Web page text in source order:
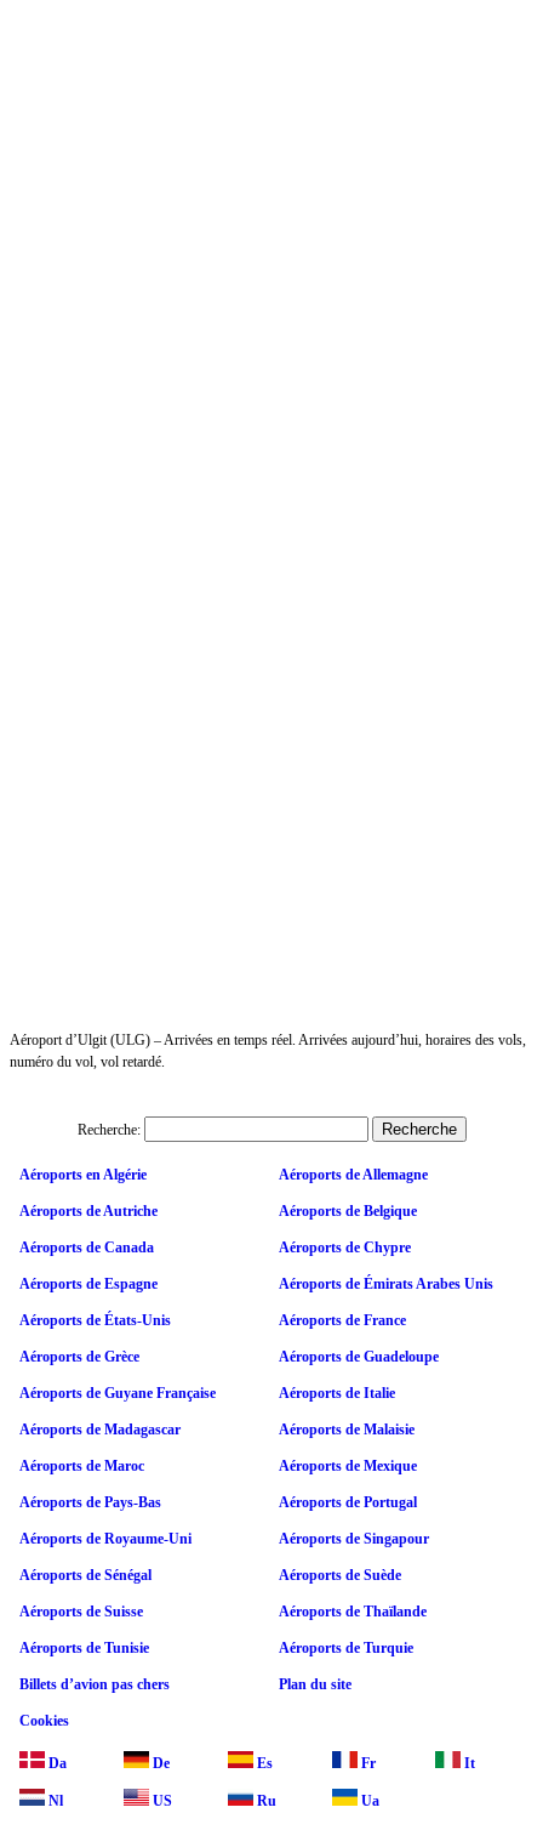
Aéroport d’Ulgit (ULG) – Arrivées en temps réel. Arrivées aujourd’hui, horaires des vols,
numéro du vol, vol retardé.
Recherche:
Aéroports en Algérie Aéroports de Allemagne
Aéroports de Autriche Aéroports de Belgique
Aéroports de Canada Aéroports de Chypre
Aéroports de Espagne Aéroports de Émirats Arabes Unis
Aéroports de États-Unis Aéroports de France
Aéroports de Grèce Aéroports de Guadeloupe
Aéroports de Guyane Française Aéroports de Italie
Aéroports de Madagascar Aéroports de Malaisie
Aéroports de Maroc Aéroports de Mexique
Aéroports de Pays-Bas Aéroports de Portugal
Aéroports de Royaume-Uni Aéroports de Singapour
Aéroports de Sénégal Aéroports de Suède
Aéroports de Suisse Aéroports de Thaïlande
Aéroports de Tunisie Aéroports de Turquie
Billets d’avion pas chers Plan du site
Cookies
Da De Es Fr It
Nl US Ru Ua